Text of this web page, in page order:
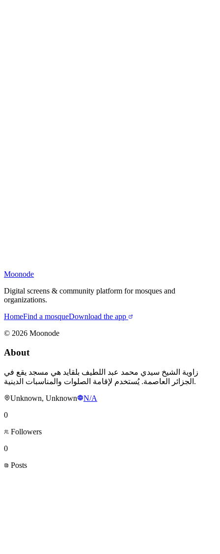
Moonode
Digital screens & community platform for mosques and
organizations.
HomeFind a mosqueDownload the app
© 2026 Moonode
About
زاوية الشيخ سيدي محمد عبد اللطيف بلقايد هي مسجد يقع في
الجزائر العاصمة. يُستخدم لإقامة الصلوات والمناسبات الدينية.
Unknown, Unknown
N/A
0
Followers
0
Posts